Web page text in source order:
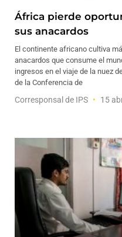
África pierde
sus anacardos
El continente africano cultiva
anacardos que consume el
ingresos en el viaje de la nuez
de la Conferencia de
Corresponsal de IPS 15